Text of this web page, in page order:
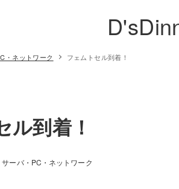
・ネットワーク フェムトセル到着！
ル到着！
サーバ・PC・ネットワーク